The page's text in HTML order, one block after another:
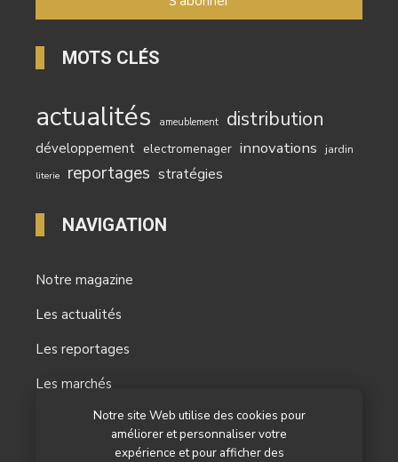
Notre site Web utilise des cookies pour
améliorer et personnaliser votre
expérience et pour afficher des
MOTS CLÉS
actualités ameublement distribution
développement electromenager innovations jardin
literie reportages stratégies
NAVIGATION
Notre magazine
Les actualités
Les reportages
Les marchés